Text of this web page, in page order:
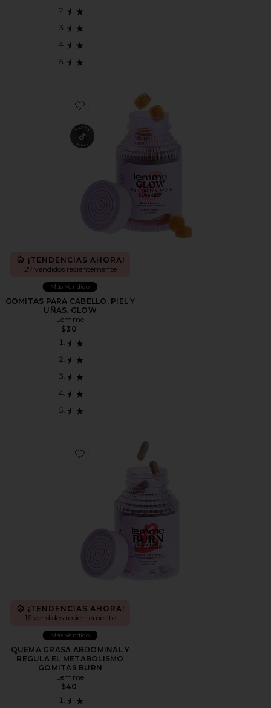
Favorite GOMITAS PARA CABELLO, PIEL Y UÑAS.
¡TENDENCIAS AHORA!
27 vendidos recientemente
Más Vendido
GOMITAS PARA CABELLO, PIEL Y
UÑAS. GLOW
Lemme
$30
Favorite QUEMA GRASA ABDOMINAL Y REGULA EL
¡TENDENCIAS AHORA!
16 vendidos recientemente
Más Vendido
QUEMA GRASA ABDOMINAL Y
REGULA EL METABOLISMO
GOMITAS BURN
Lemme
$40